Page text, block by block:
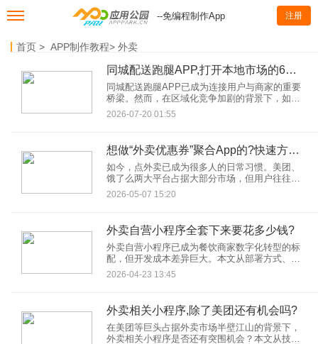
--免编程制作App 注册
首页 > APP制作教程> 外卖
同城配送跑腿APP,打开本地市场的6个获客渠道
同城配送跑腿APP已成为连接用户与商家的重要
桥梁。然而，在区域化竞争加剧的背景下，如何
快速获取本地用户、建立品牌认知度，成为企业
2026-07-20 01:55
想做“外卖优惠券”聚合App的?快速方案来了!
如今，点外卖已成为很多人的日常习惯。美团、
饿了么两大平台占据大部分市场，但用户往往需
要在两个App之间切换比价、找优惠券，体验并不
2026-05-07 15:20
外卖自营小程序全套下来要花多少钱?
外卖自营小程序已成为餐饮商家数字化转型的标
配，但开发成本差异巨大。本文从部署方式、功
能需求、隐性成本等维度拆解费用构成，结合
避开“低价陷阱”，实现低成本高效运营。
2026-04-23 13:45
外卖相关小程序,除了美团还有机会吗?
在美团等巨头占据外卖市场半壁江山的背景下，
外卖相关小程序是否还有突围机会？本文从技术